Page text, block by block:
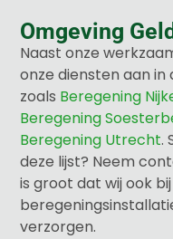
Omgeving
Naast onze
onze diensten aan
zoals Beregening
Beregening
Beregening Utrecht.
deze lijst? Neem
is groot dat wij ook
verzorgen.